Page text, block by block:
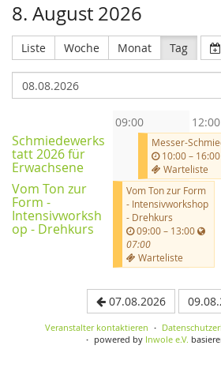
8. August 2026
Liste Woche Monat Tag
09:00 12:00
Schmiedewerks
tatt 2026 für
Erwachsene
Messer-
10:00 – 16:00
Warteliste
Vom Ton zur
Form -
Intensivworksh
op - Drehkurs
Vom Ton zur Form
- Intensivworkshop
- Drehkurs
09:00– 13:00
07:00
Warteliste
07.08.2026
Veranstalter kontaktieren
powered by Inwole e.V.